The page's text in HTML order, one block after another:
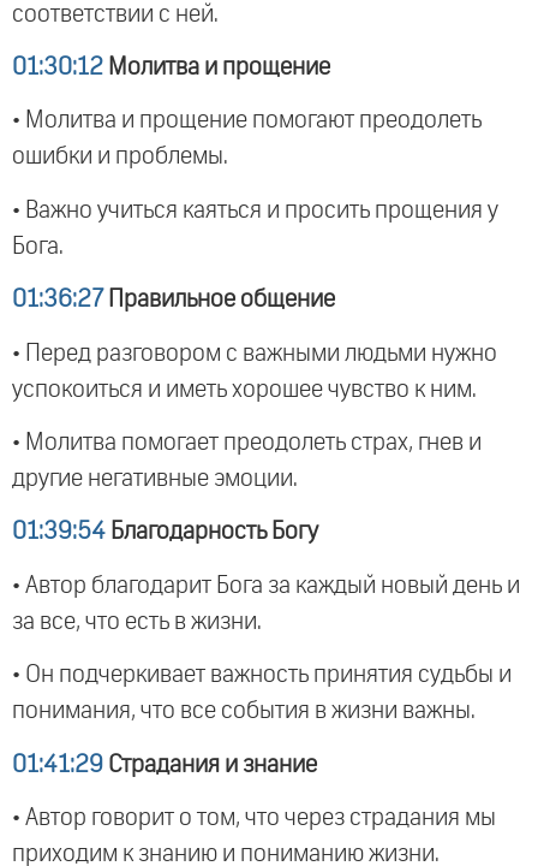
соответствии с ней.
01:30:12 Молитва и прощение
• Молитва и прощение помогают преодолеть
ошибки и проблемы.
• Важно учиться каяться и просить прощения у
Бога.
01:36:27 Правильное общение
• Перед разговором с важными людьми нужно
успокоиться и иметь хорошее чувство к ним.
• Молитва помогает преодолеть страх, гнев и
другие негативные эмоции.
01:39:54 Благодарность Богу
• Автор благодарит Бога за каждый новый день и
за все, что есть в жизни.
• Он подчеркивает важность принятия судьбы и
понимания, что все события в жизни важны.
01:41:29 Страдания и знание
• Автор говорит о том, что через страдания мы
приходим к знанию и пониманию жизни.